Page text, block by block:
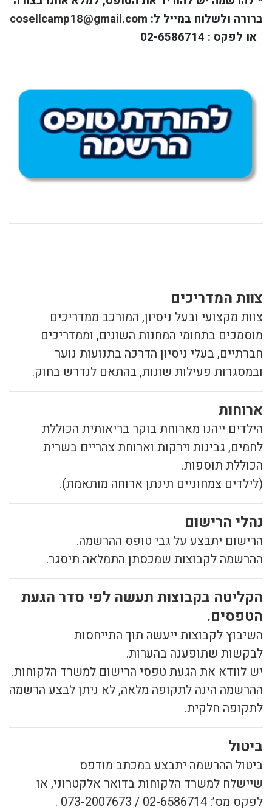
ברורה ולשלוח במייל ל: cosellcamp18@gmail.com
או לפקס : 02-6586714
צוות המדריכים
צוות מקצועי ובעל ניסיון, המורכב ממדריכים
מוסמכים בתחומי המחנות השונים, וממדריכים
חברתיים, בעלי ניסיון הדרכה בתנועות נוער
ובמסגרות פעילות שונות,בהתאם לנדרש בחוק.
ארוחות
הילדים ייהנו מארוחת בוקר בריאותית הכוללת
לחמים, גבינות וירקות וארוחת צהריים בשרית
הכוללת תוספות.
(לילדים צמחוניים תינתן ארוחה מותאמת).
נהלי הרישום
הרישום יתבצע על גבי טופס ההרשמה.
ההרשמה לקבוצות שמכסתן התמלאה תיסגר.
הקליטה בקבוצות תעשה לפי סדר הגעת
הטפסים.
השיבוץ לקבוצות ייעשה תוך התייחסות
לבקשות שתופענה בהערות.
יש לוודא את הגעת טפסי הרישום למשרד הלקוחות.
ההרשמה הינה לתקופה מלאה, לא ניתן לבצע הרשמה
לתקופה חלקית.
ביטול
ביטול ההרשמה יתבצע במכתב מודפס
שיישלח למשרד הלקוחות בדואר אלקטרוני, או
לפקס מס’: 02-6586714 / 073-2007673 .